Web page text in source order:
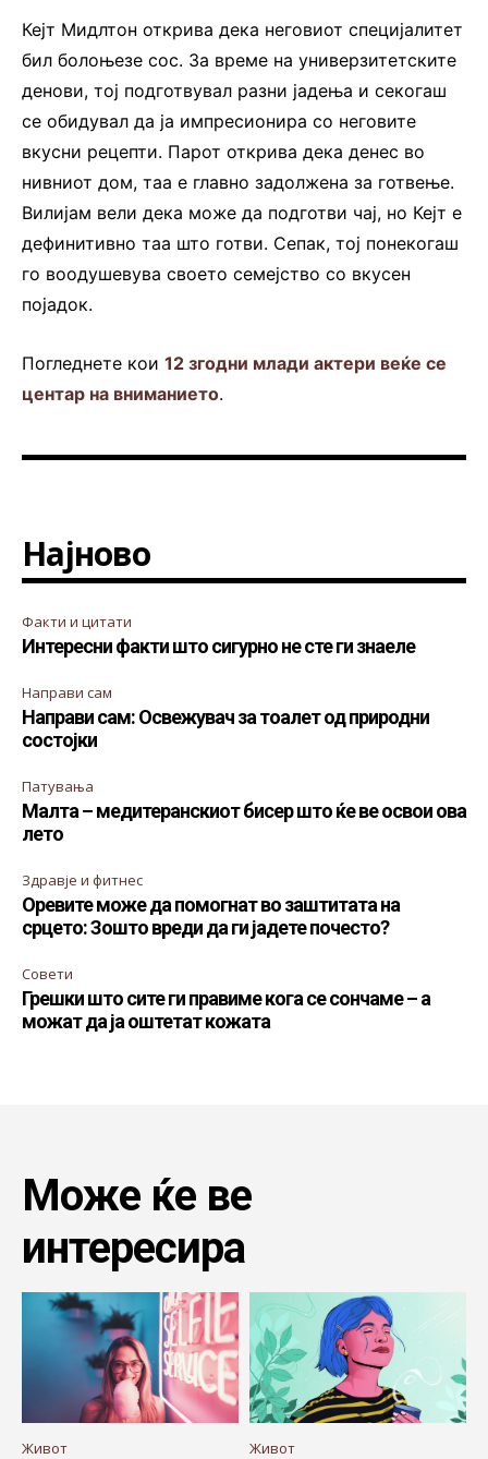
Кејт Мидлтон открива дека неговиот специјалитет
бил болоњезе сос. За време на универзитетските
денови, тој подготвувал разни јадења и секогаш
се обидувал да ја импресионира со неговите
вкусни рецепти. Парот открива дека денес во
нивниот дом, таа е главно задолжена за готвење.
Вилијам вели дека може да подготви чај, но Кејт е
дефинитивно таа што готви. Сепак, тој понекогаш
го воодушевува своето семејство со вкусен
појадок.
Погледнете кои 12 згодни млади актери веќе се
центар на вниманието.
Најново
Факти и цитати
Интересни факти што сигурно не сте ги знаеле
Направи сам
Направи сам: Освежувач за тоалет од природни
состојки
Патувања
Малта – медитеранскиот бисер што ќе ве освои ова
лето
Здравје и фитнес
Оревите може да помогнат во заштитата на
срцето: Зошто вреди да ги јадете почесто?
Совети
Грешки што сите ги правиме кога се сончаме – а
можат да ја оштетат кожата
Може ќе ве
интересира
Живот Живот